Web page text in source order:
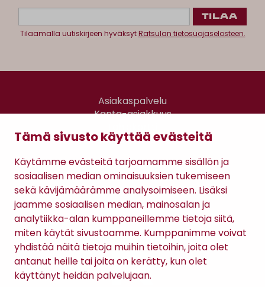
Tämä sivusto käyttää evästeitä
Käytämme evästeitä tarjoamamme sisällön ja
sosiaalisen median ominaisuuksien tukemiseen
sekä kävijämäärämme analysoimiseen. Lisäksi
jaamme sosiaalisen median, mainosalan ja
analytiikka-alan kumppaneillemme tietoja siitä,
miten käytät sivustoamme. Kumppanimme voivat
yhdistää näitä tietoja muihin tietoihin, joita olet
antanut heille tai joita on kerätty, kun olet
käyttänyt heidän palvelujaan.
Tilaamalla uutiskirjeen hyväksytRatsulan tietosuojaselosteen.
Asiakaspalvelu
Kanta-asiakkuus
Gomee Ratsula Café
Sopimusehdot
Tietosuojaseloste
Maksutavat